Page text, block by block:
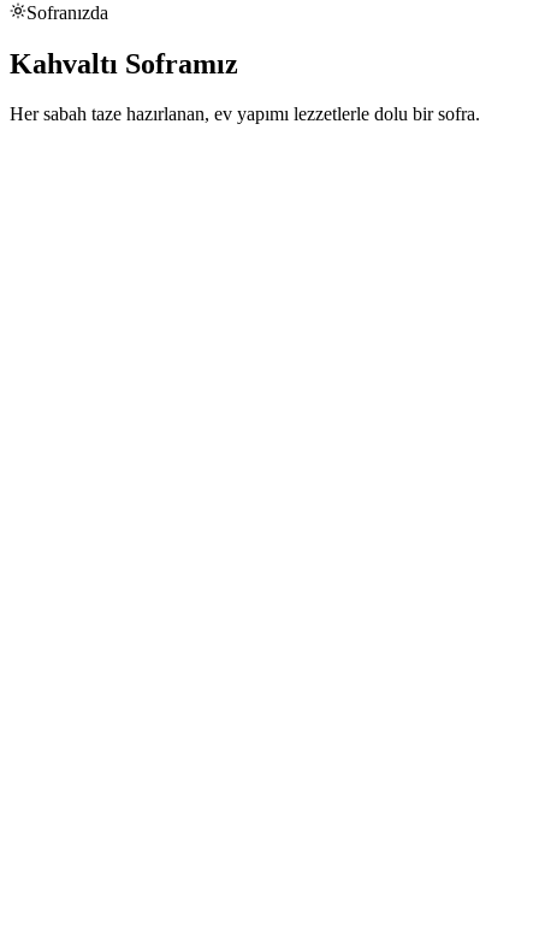
Sofranızda
Kahvaltı Soframız
Her sabah taze hazırlanan, ev yapımı lezzetlerle dolu bir sofra.